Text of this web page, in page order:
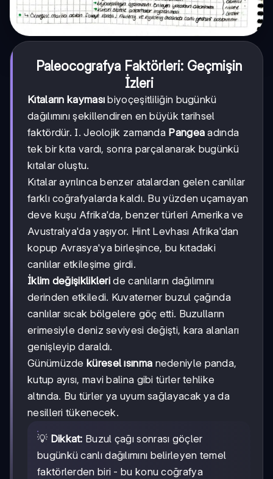
Paleocografya Faktörleri: Geçmişin
İzleri
Kıtaların kayması biyoçeşitliliğin bugünkü
dağılımını şekillendiren en büyük tarihsel
faktördür. I. Jeolojik zamanda Pangea adında
tek bir kıta vardı, sonra parçalanarak bugünkü
kıtalar oluştu.
Kıtalar ayrılınca benzer atalardan gelen canlılar
farklı coğrafyalarda kaldı. Bu yüzden uçamayan
deve kuşu Afrika'da, benzer türleri Amerika ve
Avustralya'da yaşıyor. Hint Levhası Afrika'dan
kopup Avrasya'ya birleşince, bu kıtadaki
canlılar etkileşime girdi.
İklim değişiklikleri de canlıların dağılımını
derinden etkiledi. Kuvaterner buzul çağında
canlılar sıcak bölgelere göç etti. Buzulların
erimesiyle deniz seviyesi değişti, kara alanları
genişleyip daraldı.
Günümüzde küresel ısınma nedeniyle panda,
kutup ayısı, mavi balina gibi türler tehlike
altında. Bu türler ya uyum sağlayacak ya da
nesilleri tükenecek.
💡 Dikkat: Buzul çağı sonrası göçler
bugünkü canlı dağılımını belirleyen temel
faktörlerden biri - bu konu coğrafya